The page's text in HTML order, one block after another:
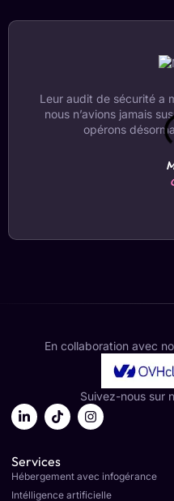
Leur audit de sécurité a
nous n’avions jamais
opérons
En collaboration avec
Suivez-nous sur
Services
Hébergement avec infogérance
Intélligence artificielle